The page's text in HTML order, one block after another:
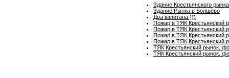
Здание Крестьянского
Здание Рынка в Болшево
Два капитана )))
Пожар в ТЯК Крестьянский
Пожар в ТЯК Крестьянский
Пожар в ТЯК Крестьянский
Пожар в ТЯК Крестьянский
ТЯК Крестьянский рынок,
ТЯК Крестьянский рынок,